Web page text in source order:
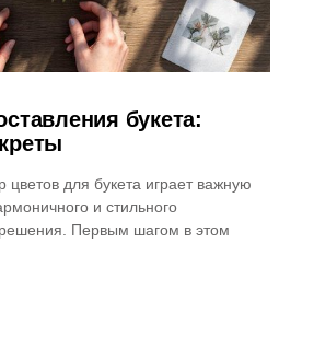
букета:
для букета играет важную
и стильного
Первым шагом в этом